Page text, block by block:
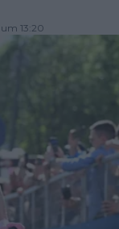
13:20